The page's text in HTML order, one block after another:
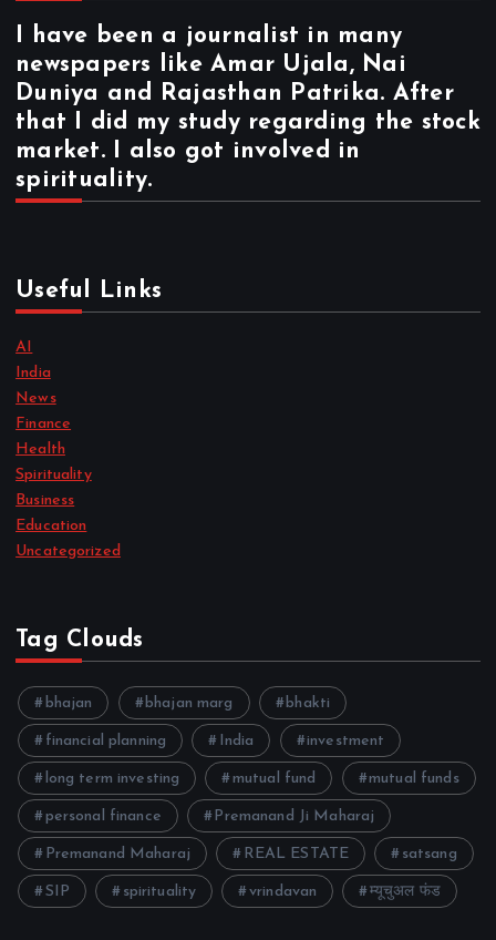
I have been a journalist in many
newspapers like Amar Ujala, Nai
Duniya and Rajasthan Patrika. After
that I did my study regarding the stock
market. I also got involved in
spirituality.
Useful Links
AI
India
News
Finance
Health
Spirituality
Business
Education
Uncategorized
Tag Clouds
bhajan bhajan marg bhakti
financial planning India investment
long term investing mutual fund mutual funds
personal finance Premanand Ji Maharaj
Premanand Maharaj REAL ESTATE satsang
SIP spirituality vrindavan म्यूचुअल फंड